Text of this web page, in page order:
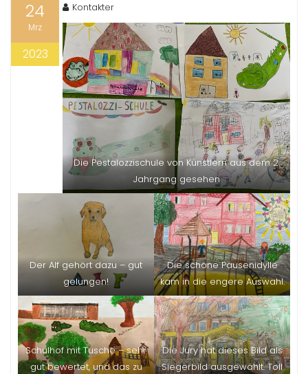
24
Mrz
2023
Kontakter
Die Pestalozzischule von Künstlern aus dem 2.
Jahrgang gesehen
Der Alf gehört dazu – gut
gelungen!
Die schöne Pausenidylle
kam in die engere Auswahl.
Schulhof mit Tusche – sehr
gut bewertet, und das zu
Die Jury hat dieses Bild als
Siegerbild ausgewählt. Toll